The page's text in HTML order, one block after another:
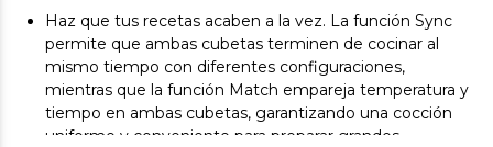
Haz que tus recetas acaben a la vez. La función Sync
permite que ambas cubetas terminen de cocinar al
mismo tiempo con diferentes configuraciones,
mientras que la función Match empareja temperatura y
tiempo en ambas cubetas, garantizando una cocción
uniforme y conveniente para preparar grandes